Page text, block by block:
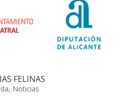
FELINAS
, Noticias